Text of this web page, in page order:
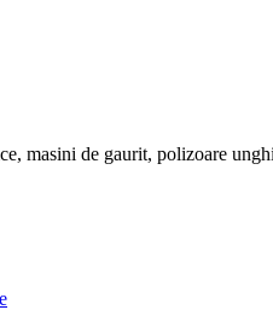
masini de gaurit, polizoare